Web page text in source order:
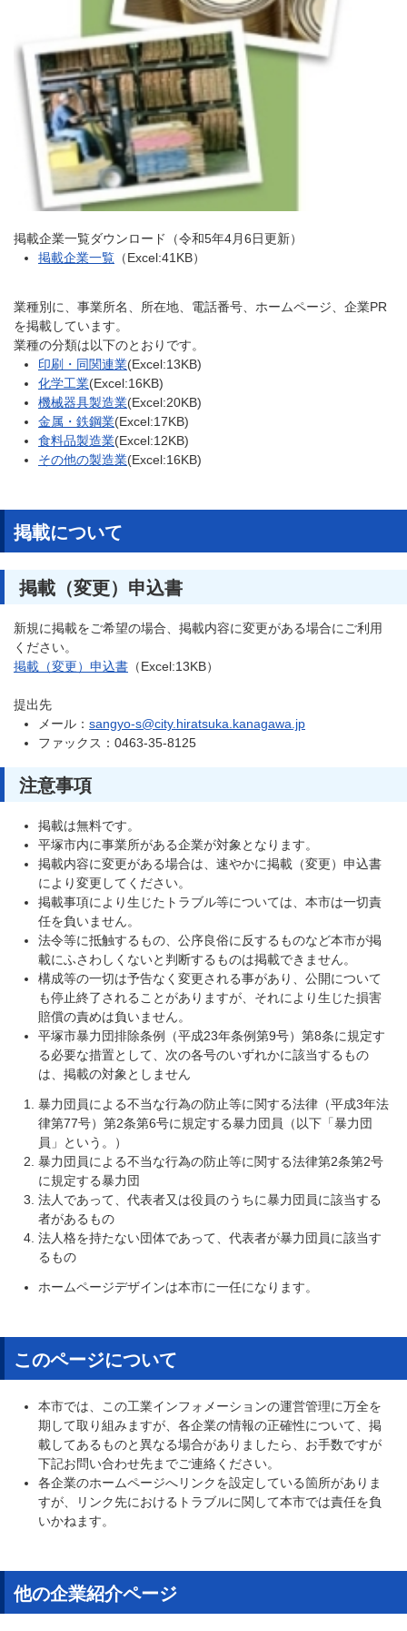
掲載企業一覧ダウンロード（令和5年4月6日更新）
掲載企業一覧 （Excel:41KB）
業種別に、事業所名、所在地、電話番号、ホームページ、企業PR
を掲載しています。
業種の分類は以下のとおりです。
印刷・同関連業(Excel:13KB)
化学工業(Excel:16KB)
機械器具製造業(Excel:20KB)
金属・鉄鋼業(Excel:17KB)
食料品製造業(Excel:12KB)
その他の製造業(Excel:16KB)
掲載について
掲載（変更）申込書
新規に掲載をご希望の場合、掲載内容に変更がある場合にご利用
ください。
掲載（変更）申込書 （Excel:13KB）
提出先
メール： sangyo-s@city.hiratsuka.kanagawa.jp
ファックス：0463-35-8125
注意事項
掲載は無料です。
平塚市内に事業所がある企業が対象となります。
掲載内容に変更がある場合は、速やかに掲載（変更）申込書
により変更してください。
掲載事項により生じたトラブル等については、本市は一切責
任を負いません。
法令等に抵触するもの、公序良俗に反するものなど本市が掲
載にふさわしくないと判断するものは掲載できません。
構成等の一切は予告なく変更される事があり、公開について
も停止終了されることがありますが、それにより生じた損害
賠償の責めは負いません。
平塚市暴力団排除条例（平成23年条例第9号）第8条に規定す
る必要な措置として、次の各号のいずれかに該当するもの
は、掲載の対象としません
暴力団員による不当な行為の防止等に関する法律（平成3年法
律第77号）第2条第6号に規定する暴力団員（以下「暴力団
員」という。）
暴力団員による不当な行為の防止等に関する法律第2条第2号
に規定する暴力団
法人であって、代表者又は役員のうちに暴力団員に該当する
者があるもの
法人格を持たない団体であって、代表者が暴力団員に該当す
るもの
ホームページデザインは本市に一任になります。
このページについて
本市では、この工業インフォメーションの運営管理に万全を
期して取り組みますが、各企業の情報の正確性について、掲
載してあるものと異なる場合がありましたら、お手数ですが
下記お問い合わせ先までご連絡ください。
各企業のホームページへリンクを設定している箇所がありま
すが、リンク先におけるトラブルに関して本市では責任を負
いかねます。
他の企業紹介ページ